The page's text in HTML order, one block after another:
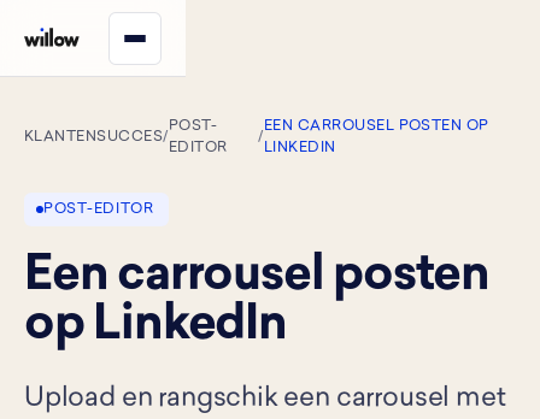
KLANTENSUCCES/
POST-
EDITOR
/
EEN CARROUSEL POSTEN OP
LINKEDIN
POST-EDITOR
Een carrousel posten
op LinkedIn
Upload en rangschik een carrousel met